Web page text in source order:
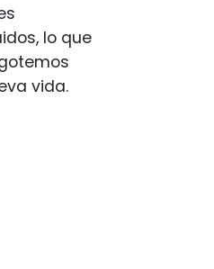
lo que
vida.